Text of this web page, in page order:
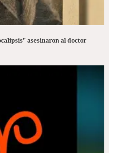
asesinaron al doctor